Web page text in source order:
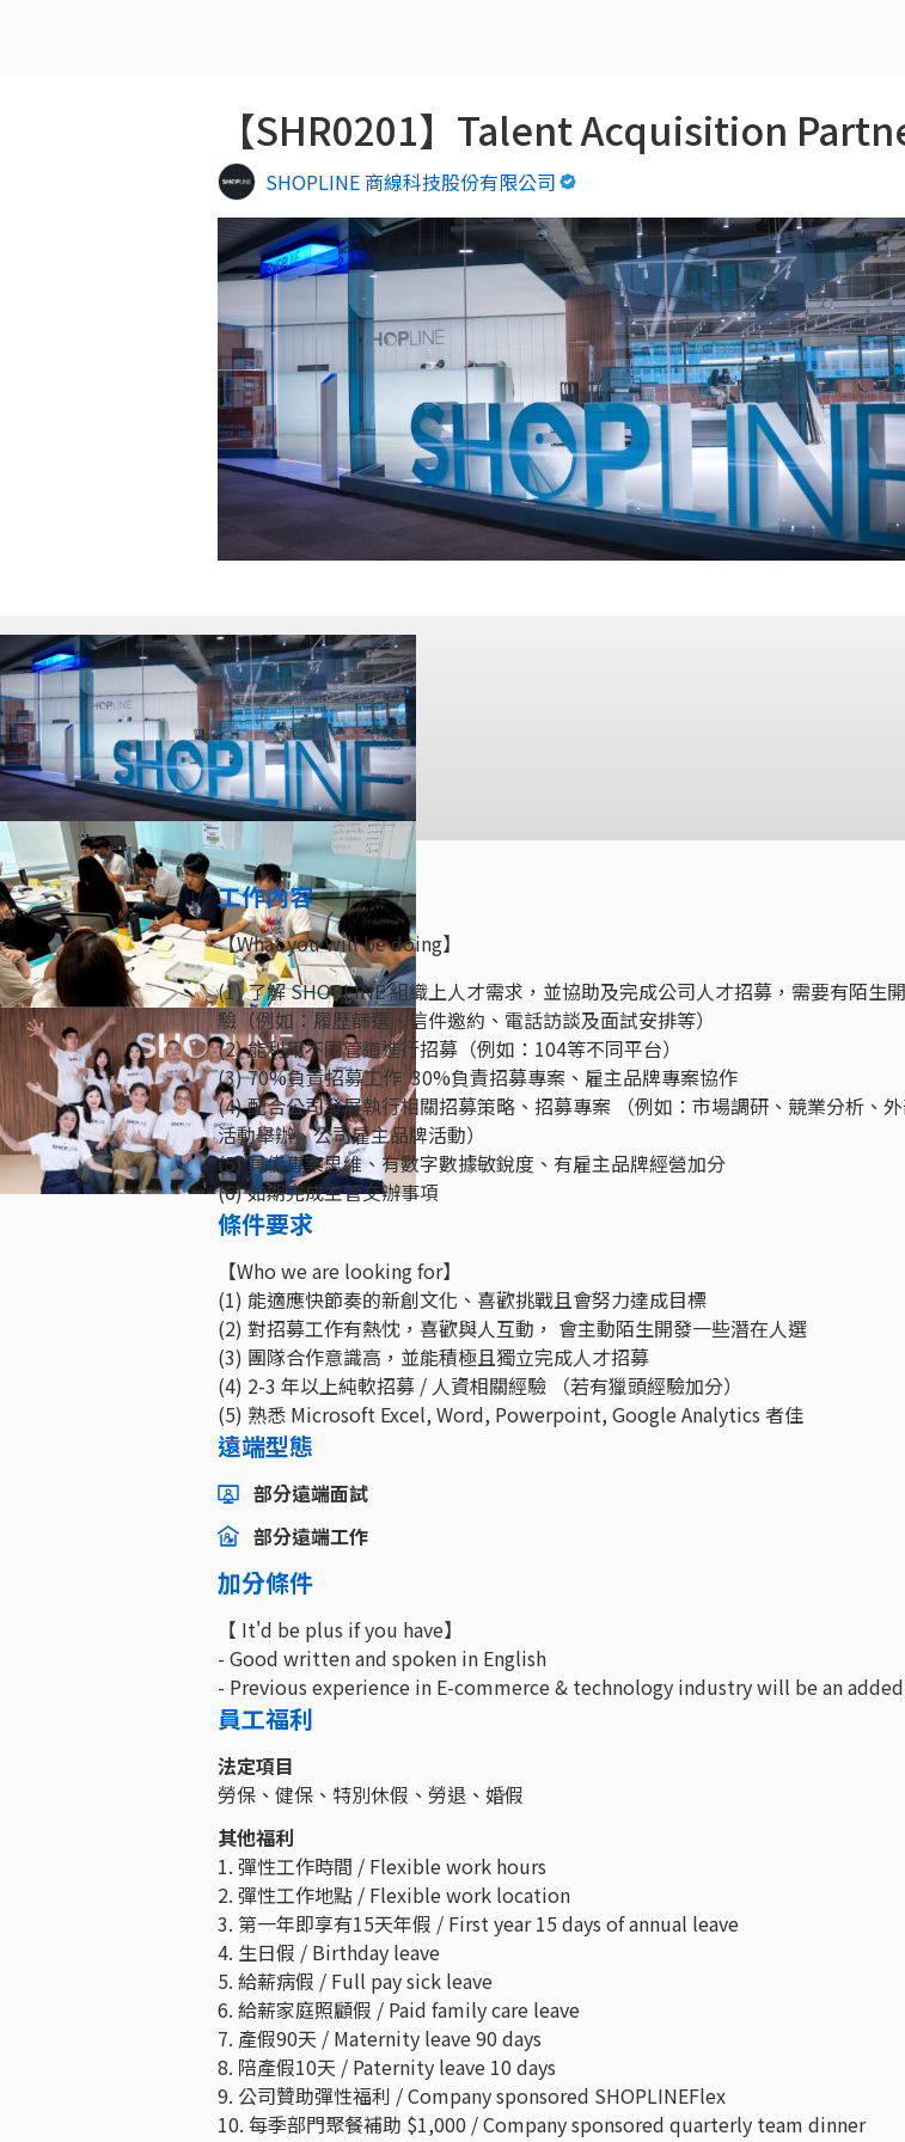
【SHR0201】Talent Acquisition
SHOPLINE 商線科技股份有限公司
工作內容
【What you will be doing】
(1) 了解 SHOPLINE 組織上人才需求，並協助及完成公司人才招募，需要有陌生
驗（例如：履歷篩選、信件邀約、電話訪談及面試安排等）
(2) 能利用不同管道進行招募（例如：104等不同平台）
(3) 70%負責招募工作 30%負責招募專案、雇主品牌專案協作
(4) 配合公司發展執行相關招募策略、招募專案 （例如：市場調研、競業分析、
活動舉辦、公司雇主品牌活動）
(5) 具備專案思維、有數字數據敏銳度、有雇主品牌經營加分
(6) 如期完成主管交辦事項
條件要求
【Who we are looking for】
(1) 能適應快節奏的新創文化、喜歡挑戰且會努力達成目標
(2) 對招募工作有熱忱，喜歡與人互動， 會主動陌生開發一些潛在人選
(3) 團隊合作意識高，並能積極且獨立完成人才招募
(4) 2-3 年以上純軟招募 / 人資相關經驗 （若有獵頭經驗加分）
(5) 熟悉 Microsoft Excel, Word, Powerpoint, Google Analytics 者佳
遠端型態
部分遠端面試
部分遠端工作
加分條件
【 It'd be plus if you have】
- Good written and spoken in English
- Previous experience in E-commerce & technology industry will be an
員工福利
法定項目
勞保、健保、特別休假、勞退、婚假
其他福利
1. 彈性工作時間 / Flexible work hours
2. 彈性工作地點 / Flexible work location
3. 第一年即享有15天年假 / First year 15 days of annual leave
4. 生日假 / Birthday leave
5. 給薪病假 / Full pay sick leave
6. 給薪家庭照顧假 / Paid family care leave
7. 產假90天 / Maternity leave 90 days
8. 陪產假10天 / Paternity leave 10 days
9. 公司贊助彈性福利 / Company sponsored SHOPLINEFlex
10. 每季部門聚餐補助 $1,000 / Company sponsored quarterly team dinner